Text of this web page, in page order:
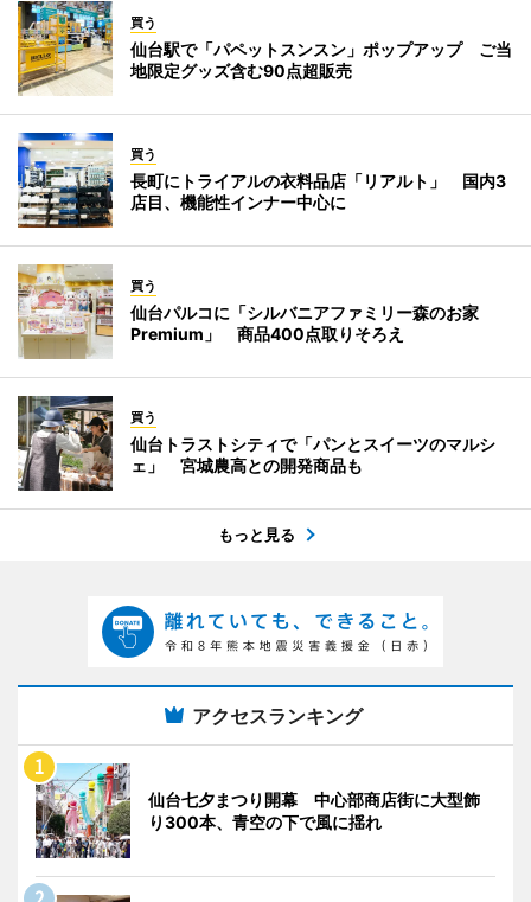
買う
仙台駅で「パペットスンスン」ポップアップ ご当
地限定グッズ含む90点超販売
買う
長町にトライアルの衣料品店「リアルト」 国内3
店目、機能性インナー中心に
買う
仙台パルコに「シルバニアファミリー森のお家
Premium」 商品400点取りそろえ
買う
仙台トラストシティで「パンとスイーツのマルシ
ェ」 宮城農高との開発商品も
もっと見る
アクセスランキング
仙台七夕まつり開幕 中心部商店街に大型飾
り300本、青空の下で風に揺れ